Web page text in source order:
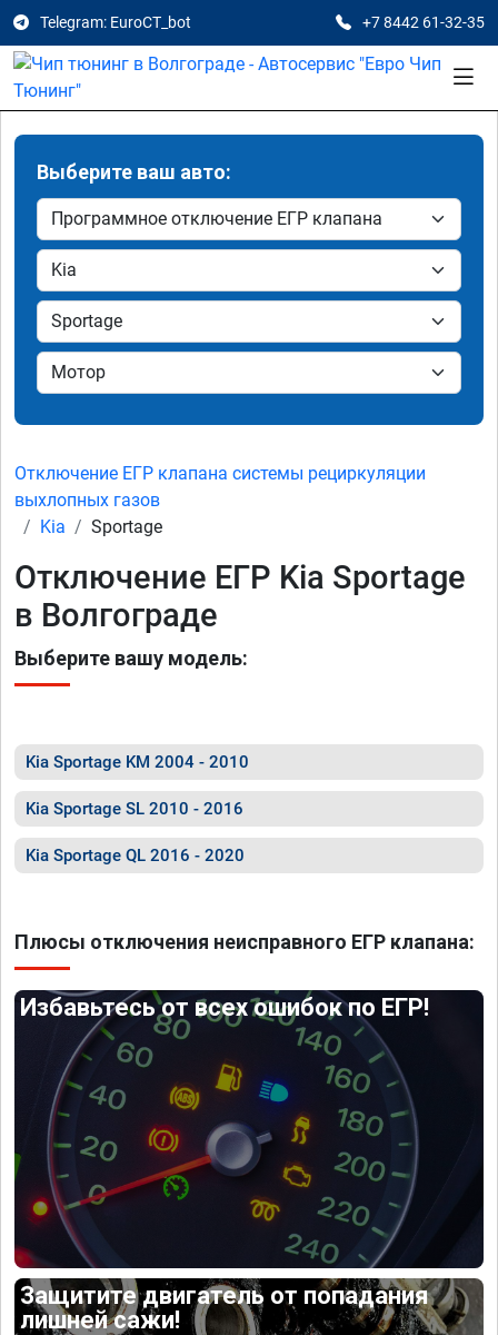
Telegram: EuroCT_bot +7 8442 61-32-35
Выберите ваш авто:
Отключение ЕГР клапана системы рециркуляции
выхлопных газов
Kia
Sportage
Отключение ЕГР Kia Sportage
в Волгограде
Выберите вашу модель:
Kia Sportage KM 2004 - 2010
Kia Sportage SL 2010 - 2016
Kia Sportage QL 2016 - 2020
Плюсы отключения неисправного ЕГР клапана:
Избавьтесь от всех ошибок по ЕГР!
Защитите двигатель от попадания
лишней сажи!